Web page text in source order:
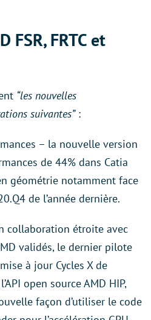
FSR, FRTC et
“les nouvelles
suivantes”:
– la nouvelle version
de 44% dans Catia
géométrie notamment face
de l’année dernière.
collaboration étroite avec
validés, le dernier pilote
à jour Cycles X de
open source AMD HIP,
façon d’utiliser le code